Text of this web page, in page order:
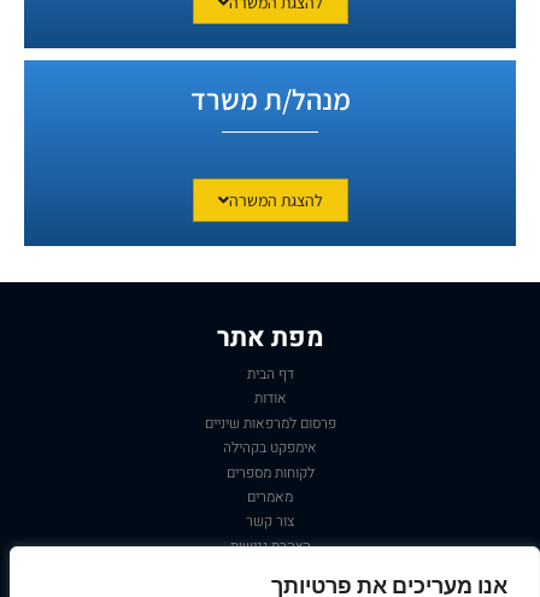
אנו מעריכים את פרטיותך
מנהל/ת משרד
להצגת המשרה
מפת אתר
דף הבית
אודות
פרסום למרפאות שיניים
אימפקט בקהילה
לקוחות מספרים
מאמרים
צור קשר
הצהרת נגישות